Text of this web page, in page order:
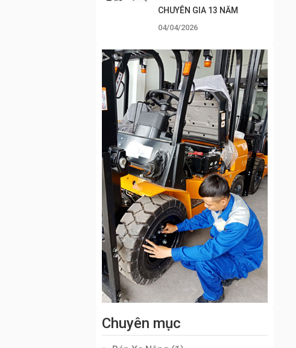
CHUYÊN GIA 13 NĂM
04/04/2026
Chuyên mục